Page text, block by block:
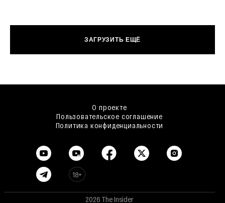
ЗАГРУЗИТЬ ЕЩЁ
О проекте
Пользовательское соглашение
Политика конфиденциальности
18+
2026 The Insider